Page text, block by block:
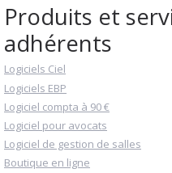
Produits et
adhérents
Logiciels Ciel
Logiciels EBP
Logiciel compta à 90 €
Logiciel pour avocats
Logiciel de gestion de salles
Boutique en ligne